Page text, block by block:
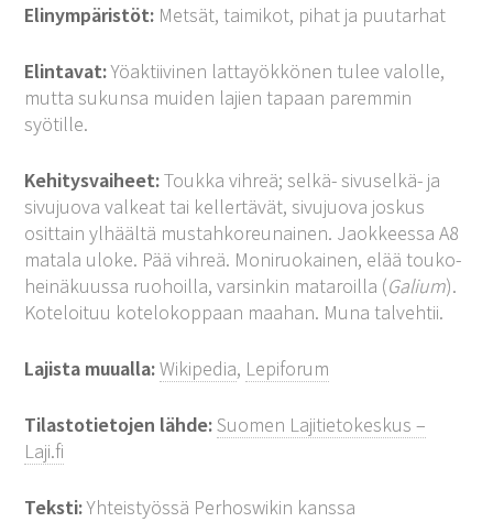
Elinympäristöt: Metsät, taimikot, pihat ja puutarhat
Elintavat:Yöaktiivinen lattayökkönen tulee valolle,
mutta sukunsa muiden lajien tapaan paremmin
syötille.
Kehitysvaiheet:Toukka vihreä; selkä- sivuselkä- ja
sivujuova valkeat tai kellertävät, sivujuova joskus
osittain ylhäältä mustahkoreunainen. Jaokkeessa A8
matala uloke. Pää vihreä. Moniruokainen, elää touko-
heinäkuussa ruohoilla, varsinkin mataroilla (Galium).
Koteloituu kotelokoppaan maahan. Muna talvehtii.
Lajista muualla:Wikipedia, Lepiforum
Tilastotietojen lähde:Suomen Lajitietokeskus –
Laji.fi
Teksti:Yhteistyössä Perhoswikin kanssa